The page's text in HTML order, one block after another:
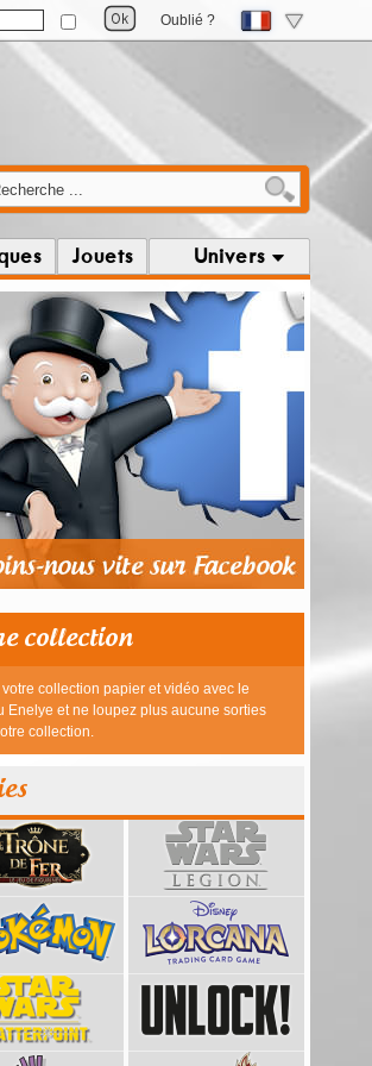
Oublié ?
Jouets Univers
39,95 € 23,95 €
collection
collection papier et vidéo avec le
Enelye et ne loupez plus aucune sorties
collection.